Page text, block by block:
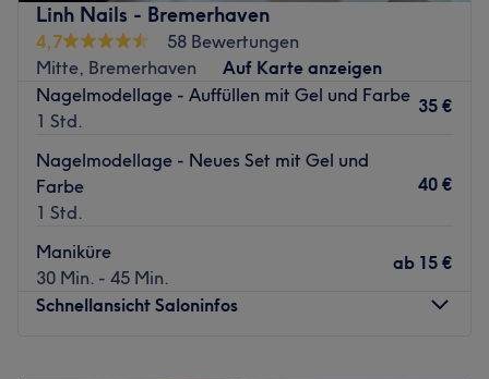
Linh Nails - Bremerhaven
4,7
58 Bewertungen
Mitte, Bremerhaven
Auf Karte anzeigen
Nagelmodellage - Auffüllen mit Gel und Farbe
1 Std.
35 €
Nagelmodellage - Neues Set mit Gel und
Farbe
1 Std.
40 €
Maniküre
30 Min. - 45 Min.
ab 15 €
Schnellansicht Saloninfos